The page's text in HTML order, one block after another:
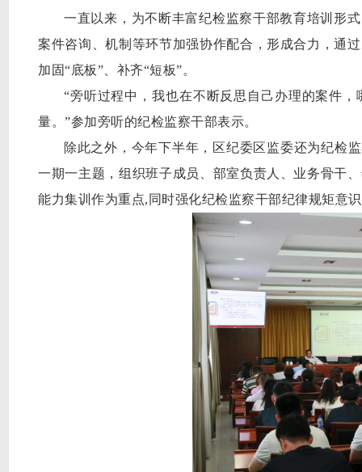
一直以来，为不断丰富纪检监察干部教育培训形
案件咨询、机制等环节加强协作配合，形成合力，通
加固“底板”、补齐“短板”。
“旁听过程中，我也在不断反思自己办理的案件
量。 ”参加旁听的纪检监察干部表示。
除此之外，今年下半年， 区纪委区监委还为纪检
一期一主题， 组织班子成员、部室负责人、业务骨干
能力集训作为重点,同时强化纪检监察干部纪律规矩意